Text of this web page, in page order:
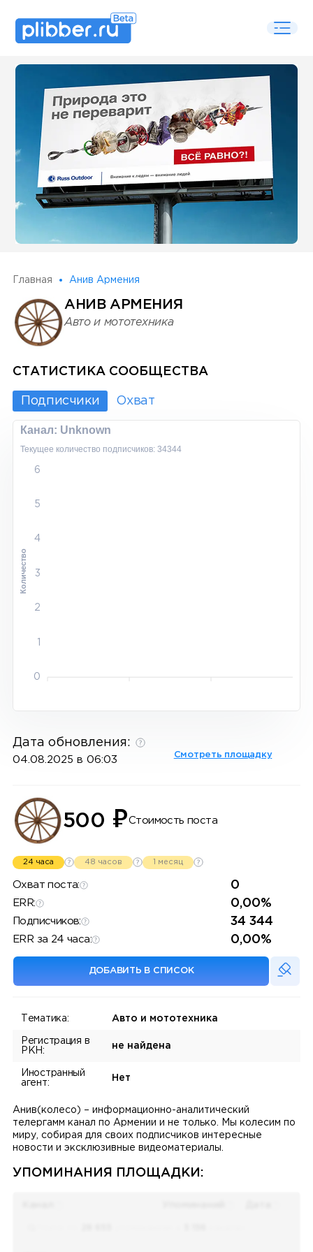
Some SEO Title
Главная Анив Армения
АНИВ АРМЕНИЯ
Авто и мототехника
СТАТИСТИКА СООБЩЕСТВА
Подписчики Охват
Канал: Unknown
Текущее количество подписчиков: 34344
6
5
4
3
2
1
0
Количество
Дата обновления:
04.08.2025 в 06:03 Смотреть площадку
500 ₽Стоимость поста
24 часа 48 часов 1 месяц
Охват поста: 0
ERR: 0,00%
Подписчиков: 34 344
ERR за 24 часа: 0,00%
ДОБАВИТЬ В СПИСОК
Тематика: Авто и мототехника
Регистрация в
РКН:
не найдена
Иностранный
агент:
Нет
Анив(колесо) – информационно-аналитический
телергамм канал по Армении и не только. Мы колесим по
миру, собирая для своих подписчиков интересные
новости и эксклюзивные видеоматериалы.
УПОМИНАНИЯ ПЛОЩАДКИ: